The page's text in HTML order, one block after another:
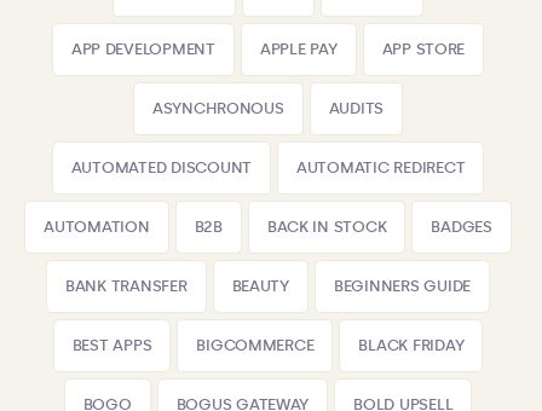
APP DEVELOPMENT APPLE PAY APP STORE
ASYNCHRONOUS AUDITS
AUTOMATED DISCOUNT AUTOMATIC REDIRECT
AUTOMATION B2B BACK IN STOCK BADGES
BANK TRANSFER BEAUTY BEGINNERS GUIDE
BEST APPS BIGCOMMERCE BLACK FRIDAY
BOGO BOGUS GATEWAY BOLD UPSELL